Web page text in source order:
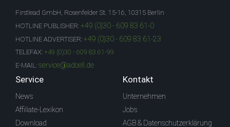
Firstlead GmbH, Rosenfelder St. 15-16, 10315 Berlin
HOTLINE PUBLISHER: +49 (0)30 - 609 83 61-0
HOTLINE ADVERTISER: +49 (0)30 - 609 83 61-23
TELEFAX: +49 (0)30 - 609 83 61-99
E-MAIL: service@adcell.de
Service
News
Affiliate-Lexikon
Download
Kontakt
Unternehmen
Jobs
AGB & Datenschutzerklärung